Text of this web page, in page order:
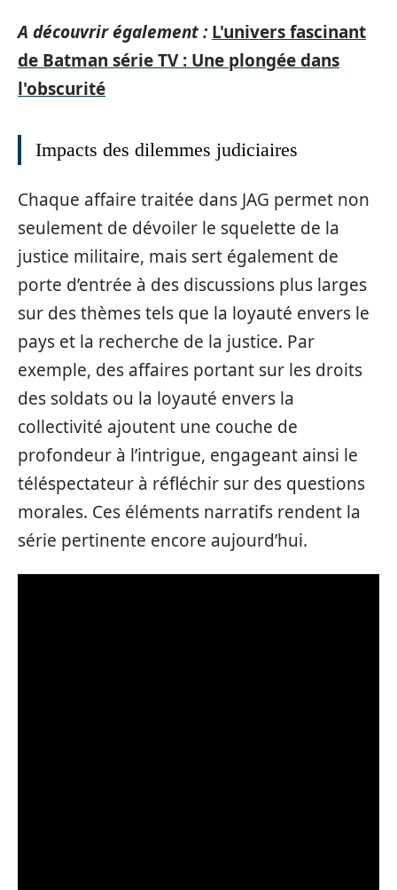
A découvrir également : L'univers fascinant
de Batman série TV : Une plongée dans
l'obscurité
Impacts des dilemmes judiciaires
Chaque affaire traitée dans JAG permet non
seulement de dévoiler le squelette de la
justice militaire, mais sert également de
porte d’entrée à des discussions plus larges
sur des thèmes tels que la loyauté envers le
pays et la recherche de la justice. Par
exemple, des affaires portant sur les droits
des soldats ou la loyauté envers la
collectivité ajoutent une couche de
profondeur à l’intrigue, engageant ainsi le
téléspectateur à réfléchir sur des questions
morales. Ces éléments narratifs rendent la
série pertinente encore aujourd’hui.